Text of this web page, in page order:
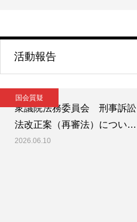
活動報告
国会質疑
衆議院法務委員会 刑事訴訟
法改正案（再審法）につい…
2026.06.10